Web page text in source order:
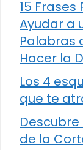
15
Ayudar a
Palabras
Hacer la
Los 4
que te
Descubre
de la